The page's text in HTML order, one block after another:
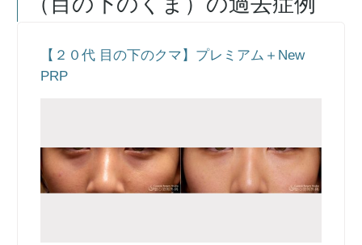
【２０代 目の下のクマ】プレミアム＋New
PRP